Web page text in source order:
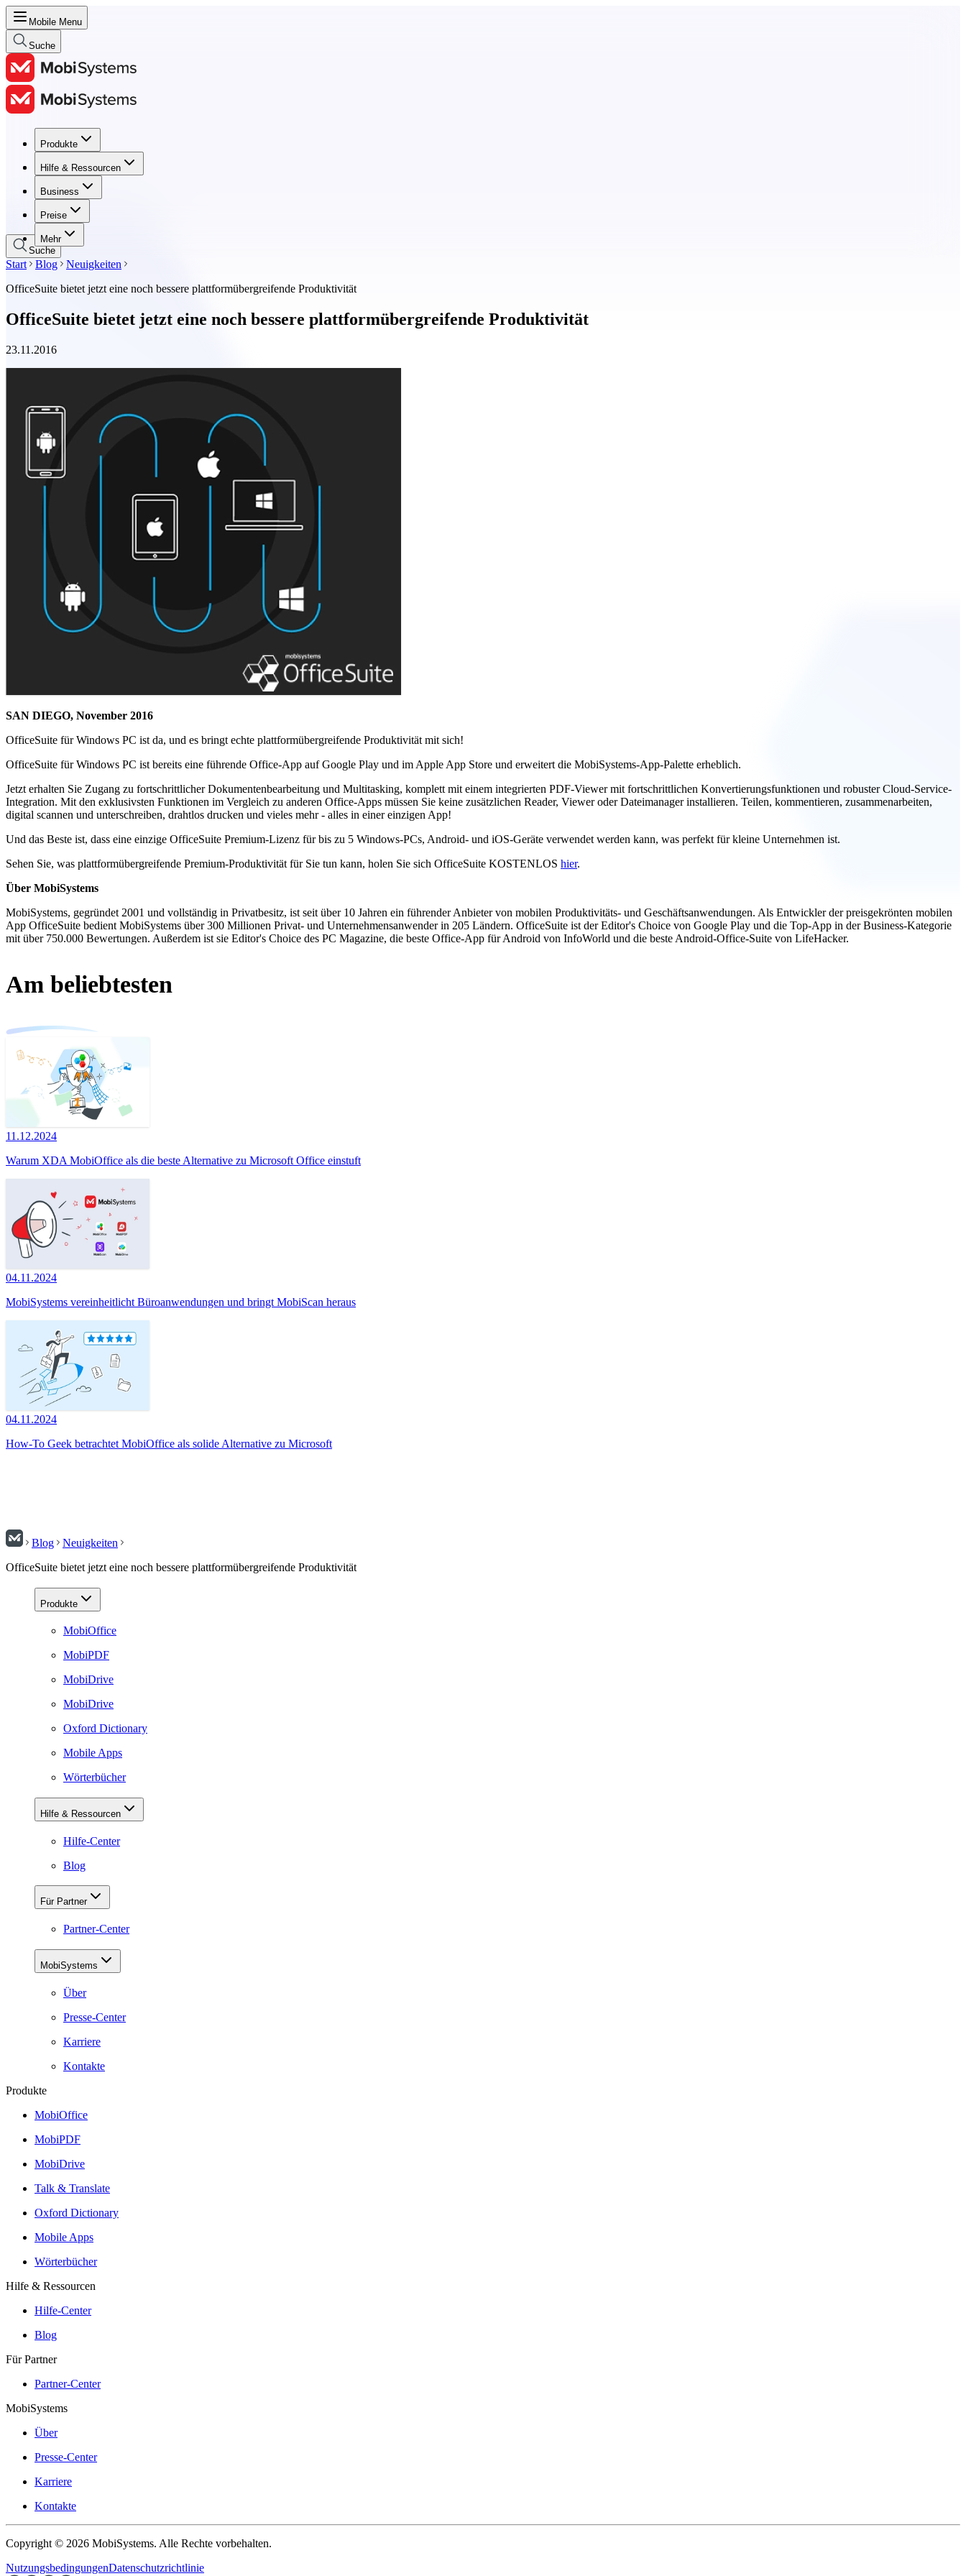
Mobile Menu
Suche
Produkte
Hilfe & Ressourcen
Business
Preise
Mehr
Produkte
Hilfe & Ressourcen
Business
Preise
Suche
Start Blog
Neuigkeiten
OfficeSuite bietet jetzt eine noch bessere plattformübergreifende Produktivität
OfficeSuite bietet jetzt eine noch bessere plattformübergreifende Produktivität
23.11.2016
SAN DIEGO, November 2016
OfficeSuite für Windows PC ist da, und es bringt echte plattformübergreifende Produktivität mit sich!
OfficeSuite für Windows PC ist bereits eine führende Office-App auf Google Play und im Apple App Store und erweitert die MobiSystems-App-Palette erheblich.
Jetzt erhalten Sie Zugang zu fortschrittlicher Dokumentenbearbeitung und Multitasking, komplett mit einem integrierten PDF-Viewer mit fortschrittlichen Konvertierungsfunktionen und robuster Cloud-Service-
Integration. Mit den exklusivsten Funktionen im Vergleich zu anderen Office-Apps müssen Sie keine zusätzlichen Reader, Viewer oder Dateimanager installieren. Teilen, kommentieren, zusammenarbeiten,
digital scannen und unterschreiben, drahtlos drucken und vieles mehr - alles in einer einzigen App!
Und das Beste ist, dass eine einzige OfficeSuite Premium-Lizenz für bis zu 5 Windows-PCs, Android- und iOS-Geräte verwendet werden kann, was perfekt für kleine Unternehmen ist.
Sehen Sie, was plattformübergreifende Premium-Produktivität für Sie tun kann, holen Sie sich OfficeSuite KOSTENLOS hier.
Über MobiSystems
MobiSystems, gegründet 2001 und vollständig in Privatbesitz, ist seit über 10 Jahren ein führender Anbieter von mobilen Produktivitäts- und Geschäftsanwendungen. Als Entwickler der preisgekrönten mobilen
App OfficeSuite bedient MobiSystems über 300 Millionen Privat- und Unternehmensanwender in 205 Ländern. OfficeSuite ist der Editor's Choice von Google Play und die Top-App in der Business-Kategorie
mit über 750.000 Bewertungen. Außerdem ist sie Editor's Choice des PC Magazine, die beste Office-App für Android von InfoWorld und die beste Android-Office-Suite von LifeHacker.
Am beliebtesten
11.12.2024
Warum XDA MobiOffice als die beste Alternative zu Microsoft Office einstuft
04.11.2024
MobiSystems vereinheitlicht Büroanwendungen und bringt MobiScan heraus
04.11.2024
How-To Geek betrachtet MobiOffice als solide Alternative zu Microsoft
Blog
Neuigkeiten
OfficeSuite bietet jetzt eine noch bessere plattformübergreifende Produktivität
Produkte
MobiOffice
MobiPDF
MobiDrive
MobiDrive
Oxford Dictionary
Mobile Apps
Wörterbücher
Hilfe & Ressourcen
Hilfe-Center
Blog
Für Partner
Partner-Center
MobiSystems
Über
Presse-Center
Karriere
Kontakte
Produkte
MobiOffice
MobiPDF
MobiDrive
Talk & Translate
Oxford Dictionary
Mobile Apps
Wörterbücher
Hilfe & Ressourcen
Hilfe-Center
Blog
Für Partner
Partner-Center
MobiSystems
Über
Presse-Center
Karriere
Kontakte
Copyright © 2026 MobiSystems. Alle Rechte vorbehalten.
NutzungsbedingungenDatenschutzrichtlinie